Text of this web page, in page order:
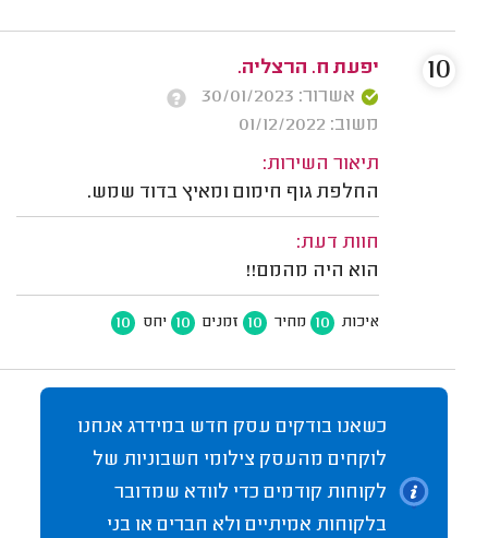
יפעת ח. הרצליה.
אשרור: 30/01/2023
משוב: 01/12/2022
תיאור השירות:
החלפת גוף חימום ומאיץ בדוד שמש.
חוות דעת:
הוא היה מהמם!!
איכות 10 מחיר 10 זמנים 10 יחס 10
10
כשאנו בודקים עסק חדש במידרג אנחנו
לוקחים מהעסק צילומי חשבוניות של
לקוחות קודמים כדי לוודא שמדובר
בלקוחות אמיתיים ולא חברים או בני